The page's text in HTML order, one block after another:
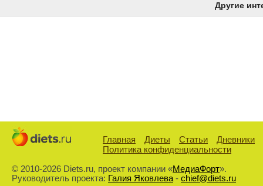
Другие
Главная Диеты Статьи
Дневники
Политика конфиденциальности
© 2010-2026 Diets.ru, проект компании «МедиаФорт».
Руководитель проекта: Галия Яковлева- chief@diets.ru